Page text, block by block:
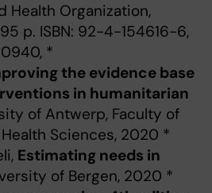
Health Organization,
p. ISBN: 92-4-154616-6,
*
the evidence base
in humanitarian
of Antwerp, Faculty of
Sciences, 2020 *
Estimating needs in
of Bergen, 2020 *